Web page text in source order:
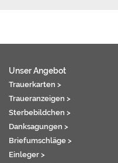
Unser Angebot
Trauerkarten >
Traueranzeigen >
Sterbebildchen >
Danksagungen >
Briefumschläge >
Einleger >